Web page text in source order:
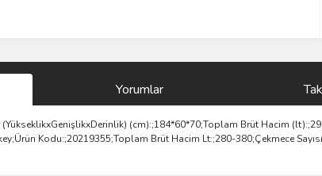
Yorumlar
(YükseklikxGenişlikxDerinlik) (cm):;184*60*70;Toplam Brüt Hacim
Kodu:;20219355;Toplam Brüt Hacim Lt:;280-380;Çekmece